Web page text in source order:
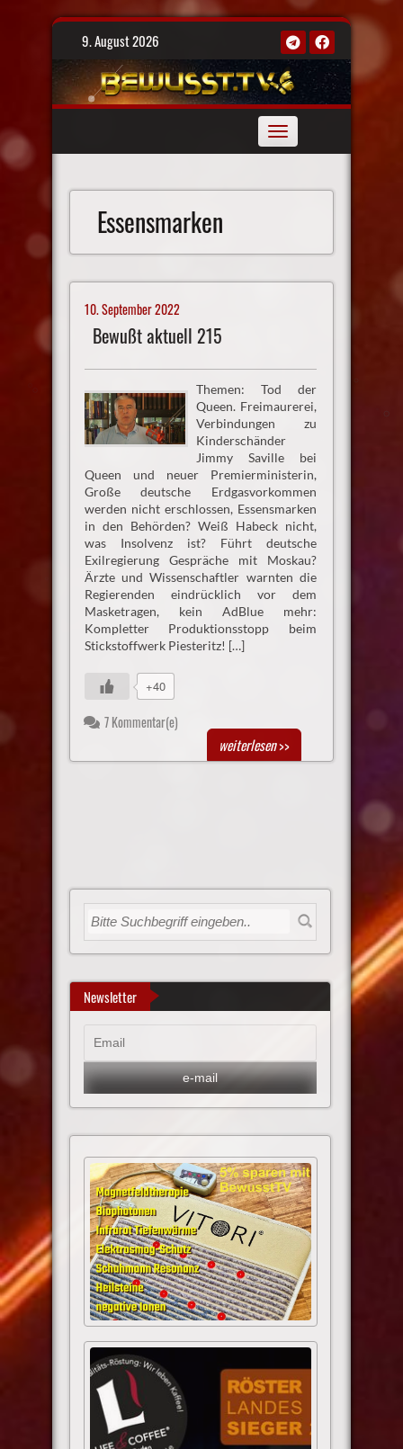
Skip
9. August 2026
Toggle
navigation
Essensmarken
10. September 2022
Bewußt aktuell 215
Themen: Tod der
Queen. Freimaurerei,
Verbindungen zu
Kinderschänder
Jimmy Saville bei
Queen und neuer Premierministerin,
Große deutsche Erdgasvorkommen
werden nicht erschlossen, Essensmarken
in den Behörden? Weiß Habeck nicht,
was Insolvenz ist? Führt deutsche
Exilregierung Gespräche mit Moskau?
Ärzte und Wissenschaftler warnten die
Regierenden eindrücklich vor dem
Masketragen, kein AdBlue mehr:
Kompletter Produktionsstopp beim
Stickstoffwerk Piesteritz! […]
+40
7 Kommentar(e)
weiterlesen>>
Newsletter